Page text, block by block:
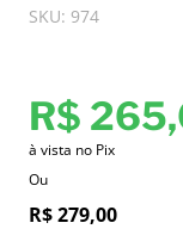
SKU: 974
R$ 265,
à vista no Pix
Ou
R$279,00